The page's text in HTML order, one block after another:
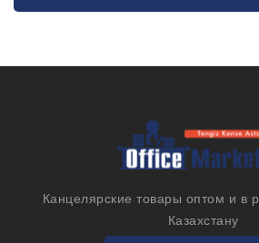
Канцелярские товары оптом и в
Казахстану